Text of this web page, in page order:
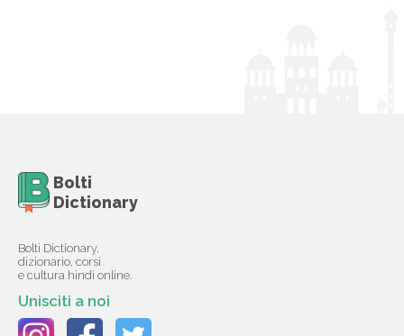
Bolti
Dictionary
Bolti Dictionary,
dizionario, corsi
e cultura hindi online.
Unisciti a noi